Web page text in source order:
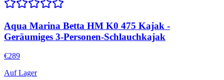
Aqua Marina Betta HM K0 475 Kajak -
Geräumiges 3-Personen-Schlauchkajak
€289
Auf Lager